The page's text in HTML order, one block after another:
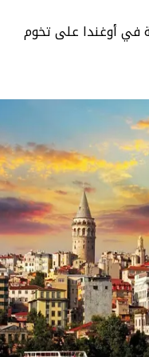
في أوغندا على تخوم